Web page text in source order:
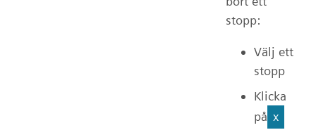
stopp:
Välj ett
stopp
Klicka
på x